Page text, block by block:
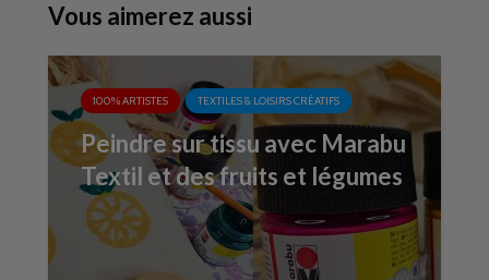
Vous aimerez aussi
100% ARTISTES TEXTILES & LOISIRS CRÉATIFS
Peindre sur tissu avec Marabu
Textil et des fruits et légumes